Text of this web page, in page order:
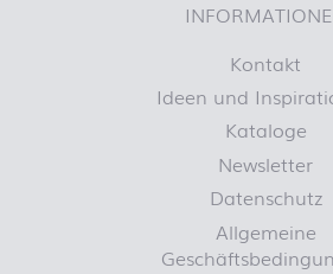
Kontakt
Ideen und
Kataloge
Newsletter
Datenschutz
Allgemeine